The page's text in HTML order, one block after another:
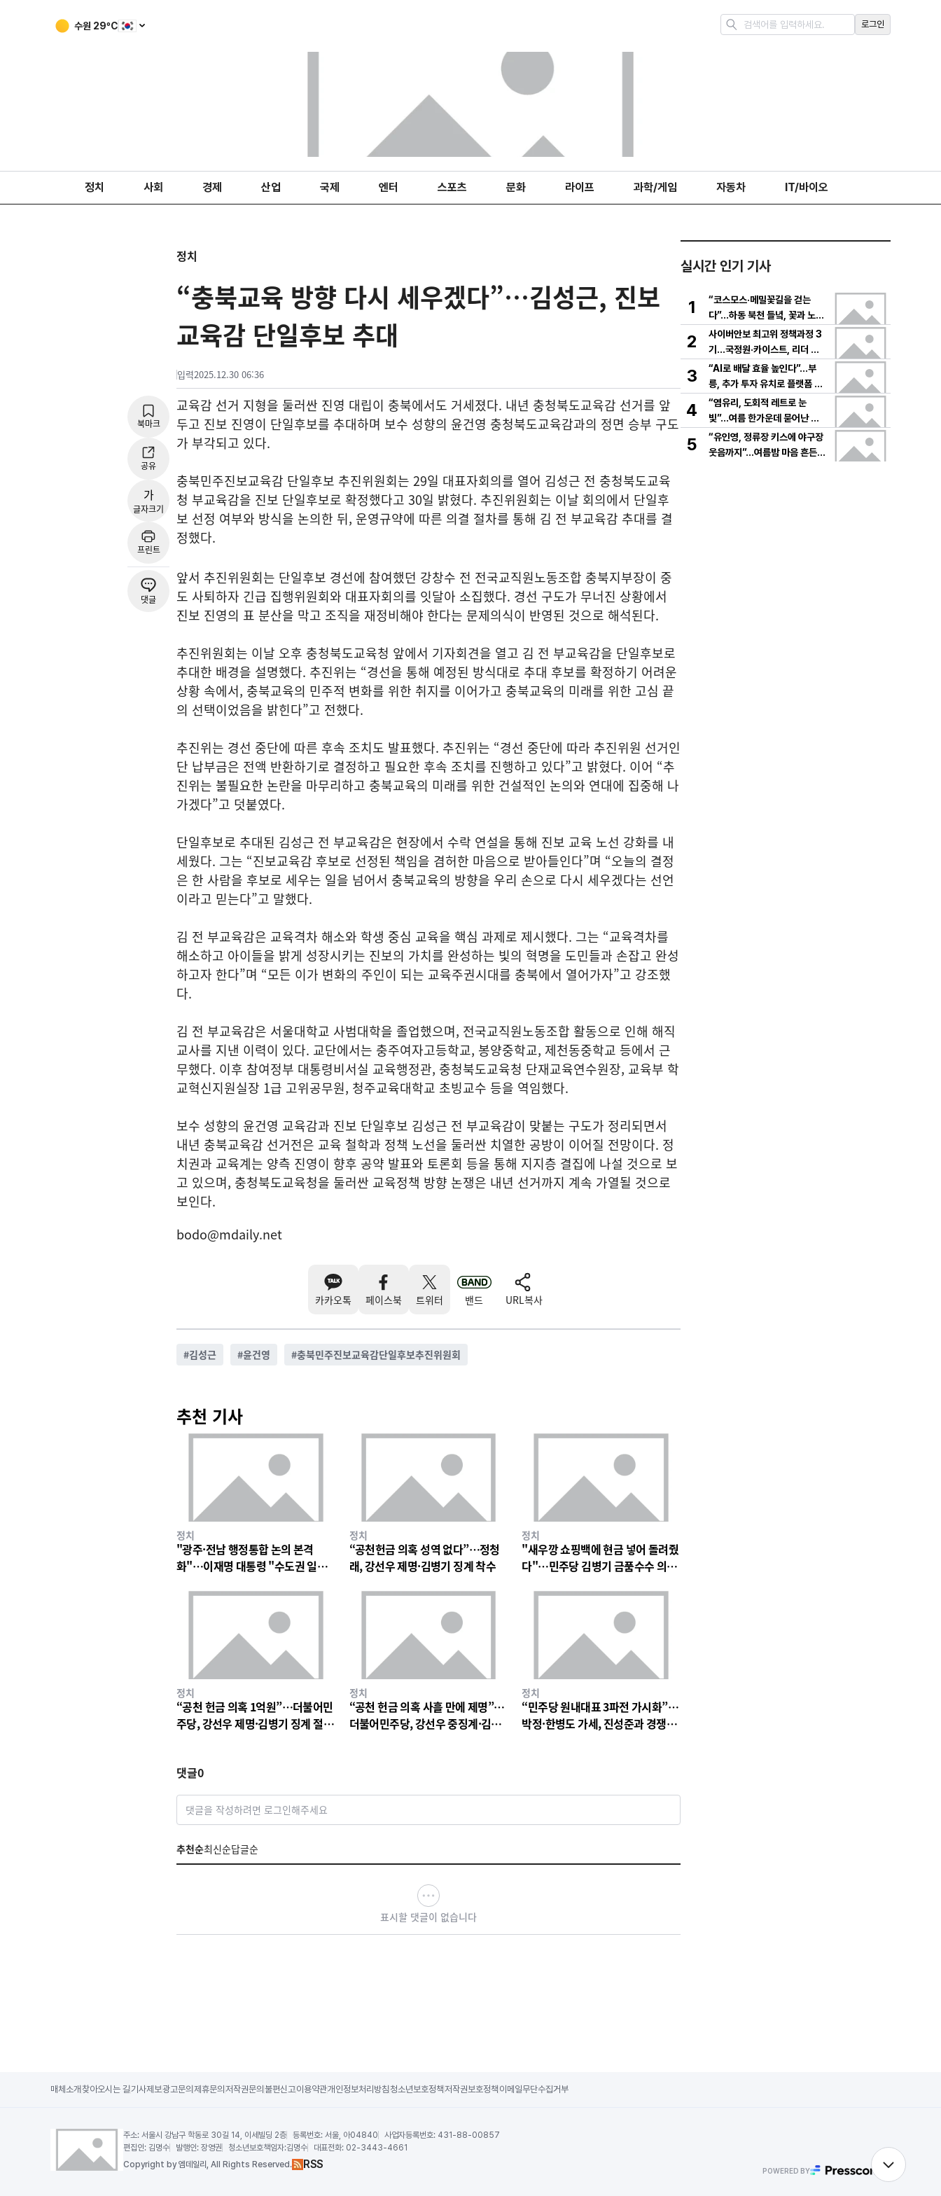
수원 29ºC 로그인
정치 사회 경제 산업 국제 엔터 스포츠 문화 라이프 과학/게임 자동차 IT/바이오
정치
“충북교육 방향 다시 세우겠다”…김성근, 진보
교육감 단일후보 추대
입력2025.12.30 06:36
북마크
공유
가
글자크기
프린트
댓글
교육감 선거 지형을 둘러싼 진영 대립이 충북에서도 거세졌다. 내년 충청북도교육감 선거를 앞
두고 진보 진영이 단일후보를 추대하며 보수 성향의 윤건영 충청북도교육감과의 정면 승부 구도
가 부각되고 있다.
충북민주진보교육감 단일후보 추진위원회는 29일 대표자회의를 열어 김성근 전 충청북도교육
청 부교육감을 진보 단일후보로 확정했다고 30일 밝혔다. 추진위원회는 이날 회의에서 단일후
보 선정 여부와 방식을 논의한 뒤, 운영규약에 따른 의결 절차를 통해 김 전 부교육감 추대를 결
정했다.
앞서 추진위원회는 단일후보 경선에 참여했던 강창수 전 전국교직원노동조합 충북지부장이 중
도 사퇴하자 긴급 집행위원회와 대표자회의를 잇달아 소집했다. 경선 구도가 무너진 상황에서
진보 진영의 표 분산을 막고 조직을 재정비해야 한다는 문제의식이 반영된 것으로 해석된다.
추진위원회는 이날 오후 충청북도교육청 앞에서 기자회견을 열고 김 전 부교육감을 단일후보로
추대한 배경을 설명했다. 추진위는 “경선을 통해 예정된 방식대로 추대 후보를 확정하기 어려운
상황 속에서, 충북교육의 민주적 변화를 위한 취지를 이어가고 충북교육의 미래를 위한 고심 끝
의 선택이었음을 밝힌다”고 전했다.
추진위는 경선 중단에 따른 후속 조치도 발표했다. 추진위는 “경선 중단에 따라 추진위원 선거인
단 납부금은 전액 반환하기로 결정하고 필요한 후속 조치를 진행하고 있다”고 밝혔다. 이어 “추
진위는 불필요한 논란을 마무리하고 충북교육의 미래를 위한 건설적인 논의와 연대에 집중해 나
가겠다”고 덧붙였다.
단일후보로 추대된 김성근 전 부교육감은 현장에서 수락 연설을 통해 진보 교육 노선 강화를 내
세웠다. 그는 “진보교육감 후보로 선정된 책임을 겸허한 마음으로 받아들인다”며 “오늘의 결정
은 한 사람을 후보로 세우는 일을 넘어서 충북교육의 방향을 우리 손으로 다시 세우겠다는 선언
이라고 믿는다”고 말했다.
김 전 부교육감은 교육격차 해소와 학생 중심 교육을 핵심 과제로 제시했다. 그는 “교육격차를
해소하고 아이들을 밝게 성장시키는 진보의 가치를 완성하는 빛의 혁명을 도민들과 손잡고 완성
하고자 한다”며 “모든 이가 변화의 주인이 되는 교육주권시대를 충북에서 열어가자”고 강조했
다.
김 전 부교육감은 서울대학교 사범대학을 졸업했으며, 전국교직원노동조합 활동으로 인해 해직
교사를 지낸 이력이 있다. 교단에서는 충주여자고등학교, 봉양중학교, 제천동중학교 등에서 근
무했다. 이후 참여정부 대통령비서실 교육행정관, 충청북도교육청 단재교육연수원장, 교육부 학
교혁신지원실장 1급 고위공무원, 청주교육대학교 초빙교수 등을 역임했다.
보수 성향의 윤건영 교육감과 진보 단일후보 김성근 전 부교육감이 맞붙는 구도가 정리되면서
내년 충북교육감 선거전은 교육 철학과 정책 노선을 둘러싼 치열한 공방이 이어질 전망이다. 정
치권과 교육계는 양측 진영이 향후 공약 발표와 토론회 등을 통해 지지층 결집에 나설 것으로 보
고 있으며, 충청북도교육청을 둘러싼 교육정책 방향 논쟁은 내년 선거까지 계속 가열될 것으로
보인다.
bodo@mdaily.net
카카오톡 페이스북 트위터 밴드 URL복사
#김성근 #윤건영 #충북민주진보교육감단일후보추진위원회
추천 기사
정치
"광주·전남 행정통합 논의 본격
화"…이재명 대통령 "수도권 일극
정치
“공천헌금 의혹 성역 없다”…정청
래, 강선우 제명·김병기 징계 착수
정치
"새우깡 쇼핑백에 현금 넣어 돌려줬
다"…민주당 김병기 금품수수 의혹
정치
“공천 헌금 의혹 1억원”…더불어민
주당, 강선우 제명·김병기 징계 절
정치
“공천 헌금 의혹 사흘 만에 제명”…
더불어민주당, 강선우 중징계·김병
정치
“민주당 원내대표 3파전 가시화”…
박정·한병도 가세, 진성준과 경쟁
댓글0
댓글을 작성하려면 로그인해주세요
추천순최신순답글순
표시할 댓글이 없습니다
실시간 인기 기사
1
“코스모스·메밀꽃길을 걷는
다”…하동 북천 들녘, 꽃과 노래
로 물드는 가을의 하루
2
사이버안보 최고위 정책과정 3
기…국정원·카이스트, 리더 안
보역량 키운다
3
“AI로 배달 효율 높인다”…부
릉, 추가 투자 유치로 플랫폼 혁
신 가속
4
“염유리, 도회적 레트로 눈
빛”…여름 한가운데 묻어난 자
유의 감각→팬들 궁금증 증폭
5
“유인영, 정류장 키스에 야구장
웃음까지”…여름밤 마음 흔든
매체소개 찾아오시는 길기사제보광고문의 제휴문의 저작권문의 불편신고이용약관개인정보처리방침 청소년보호정책저작권보호정책 이메일무단수집거부
주소:서울시 강남구 학동로 30길 14, 이세빌딩 2층 등록번호: 서울, 아04840 사업자등록번호: 431-88-00857
편집인: 김명수 발행인:장영권 청소년보호책임자:김명수 대표전화: 02-3443-4661
Copyright by 엠데일리, All Rights Reserved. RSS POWERED BY